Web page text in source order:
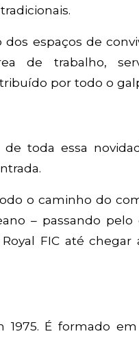
espaços de
de trabalho,
por todo o
toda essa
o caminho do
– passando pelo
FIC até
É formado